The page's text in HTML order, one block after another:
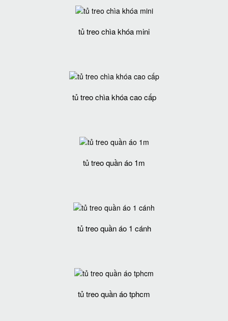
tủ treo chìa khóa mini
tủ treo chìa khóa cao cấp
tủ treo quần áo 1m
tủ treo quần áo 1 cánh
tủ treo quần áo tphcm